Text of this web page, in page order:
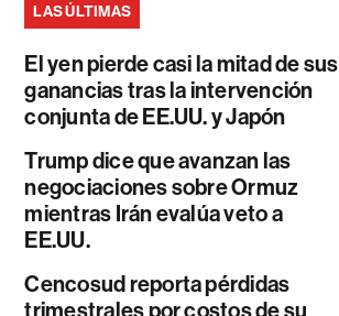
LAS ÚLTIMAS
El yen pierde casi la mitad de sus
ganancias tras la intervención
conjunta de EE.UU. y Japón
Trump dice que avanzan las
negociaciones sobre Ormuz
mientras Irán evalúa veto a
EE.UU.
Cencosud reporta pérdidas
trimestrales por costos de su